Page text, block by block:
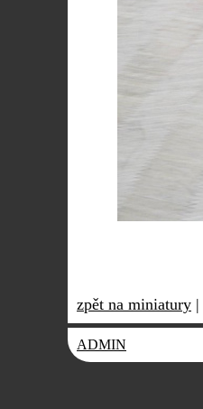
zpět na miniatury |
ADMIN